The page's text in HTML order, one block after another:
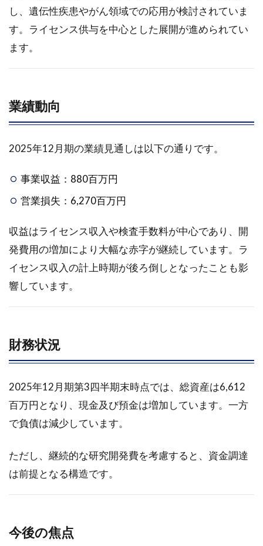
し、遺伝性疾患やがん領域での応用が検討されていま
す。ライセンス供与を中心とした展開が進められてい
ます。
業績動向
2025年12月期の業績見通しは以下の通りです。
事業収益：880百万円
営業損失：6,270百万円
収益はライセンス収入や検査手数料が中心であり、開
発費用の増加により大幅な赤字が継続しています。ラ
イセンス収入の計上時期が後ろ倒しとなったことも影
響しています。
財務状況
2025年12月期第3四半期末時点では、総資産は6,612
百万円となり、現金及び預金は増加しています。一方
で負債は減少しています。
ただし、継続的な研究開発費を考慮すると、資金調達
は前提となる構造です。
今後の焦点